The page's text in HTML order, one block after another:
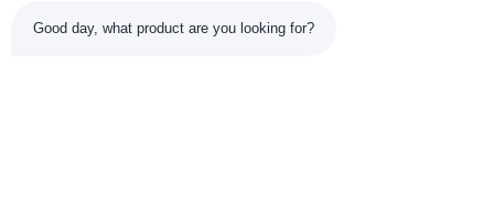
Good day, what product are you looking for?